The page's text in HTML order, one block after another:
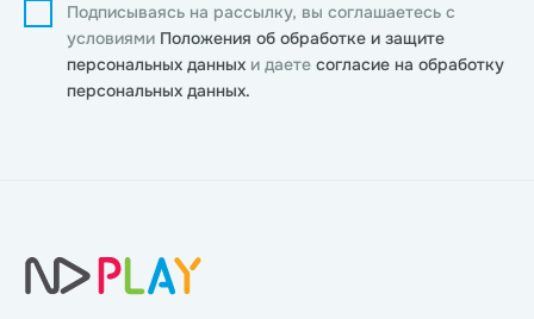
Подписываясь на рассылку, вы соглашаетесь с
условиями Положения об обработке и защите
персональных данных и даете согласие на обработку
персональных данных.